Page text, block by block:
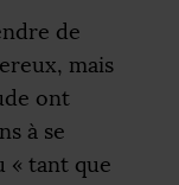
de
mais
ont
à se
« tant que